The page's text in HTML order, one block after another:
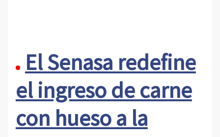
El Senasa redefine
el ingreso de carne
con hueso a la